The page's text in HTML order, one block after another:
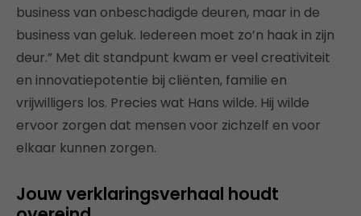
business van onbeschadigde deuren, maar in de
business van geluk. Iedereen moet zo’n haak in zijn
deur.” Met dit standpunt kwam er veel creativiteit
en innovatiepotentie bij cliënten, familie en
vrijwilligers los. Precies wat Hans wilde. Hij wilde
ervoor zorgen dat mensen voor zichzelf en voor
elkaar kunnen zorgen.
Jouw verklaringsverhaal houdt